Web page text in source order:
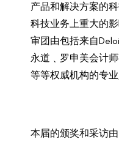
产品和解决方案的
科技业务上重大的
审团由包括来自
永道﹑罗申美会计
等等权威机构的专业
本届的颁奖和采访由